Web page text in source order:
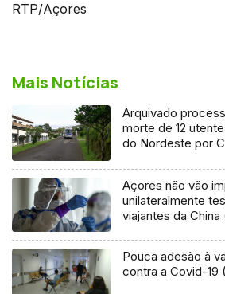
RTP/Açores
Mais Notícias
Arquivado
morte de 12
do Nordeste por
Açores não vão
unilateralmente
viajantes da China
Pouca adesão à